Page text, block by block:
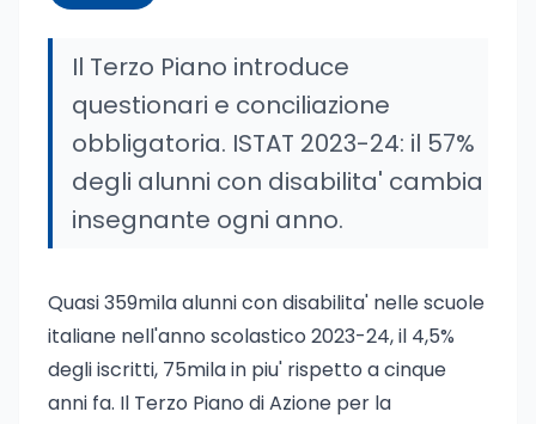
Il Terzo Piano introduce
questionari e conciliazione
obbligatoria. ISTAT 2023-24: il 57%
degli alunni con disabilita' cambia
insegnante ogni anno.
Quasi 359mila alunni con disabilita' nelle scuole
italiane nell'anno scolastico 2023-24, il 4,5%
degli iscritti, 75mila in piu' rispetto a cinque
anni fa. Il Terzo Piano di Azione per la